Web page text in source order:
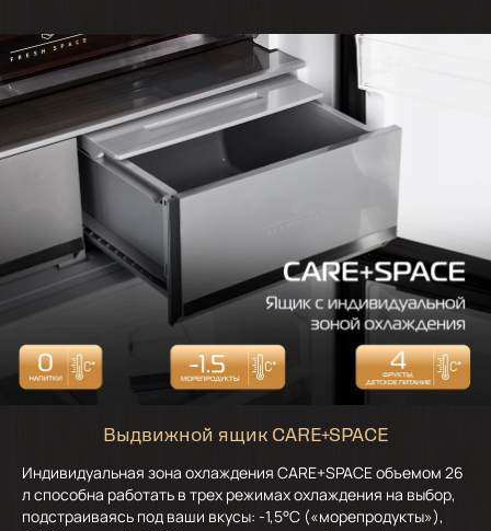
Выдвижной ящик CARE+SPACE
Индивидуальная зона охлаждения CARE+SPACE объемом 26
л способна работать в трех режимах охлаждения на выбор,
подстраиваясь под ваши вкусы: -1,5°С («морепродукты»),